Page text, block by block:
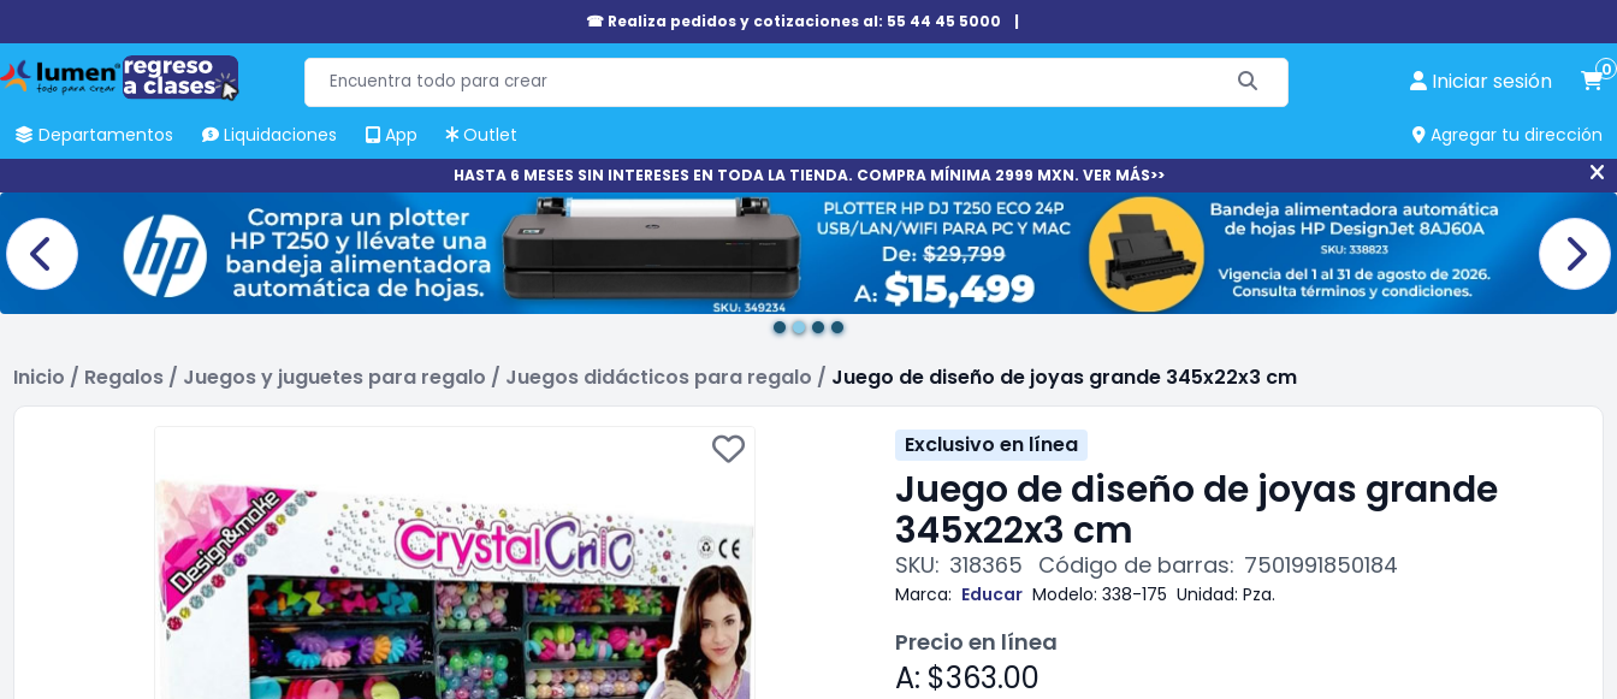
☎ Realiza pedidos y cotizaciones al: 55 44 45 5000 |
Iniciar sesión 0
Departamentos Liquidaciones App Outlet Agregar tu dirección
HASTA 6 MESES SIN INTERESES EN TODA LA TIENDA. COMPRA MÍNIMA 2999 MXN. VER MÁS>>
Inicio / Regalos / Juegos y juguetes para regalo / Juegos didácticos para regalo / Juego de diseño de joyas grande 345x22x3 cm
Exclusivo en línea
Juego de diseño de joyas grande
345x22x3 cm
SKU: 318365 Código de barras: 7501991850184
Marca: Educar Modelo: 338-175 Unidad: Pza.
Precio en línea
A: $363.00